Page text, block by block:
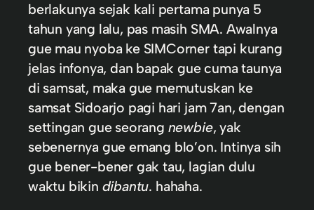
berlakunya sejak kali pertama punya 5
tahun yang lalu, pas masih SMA. Awalnya
gue mau nyoba ke SIMCorner tapi kurang
jelas infonya, dan bapak gue cuma taunya
di samsat, maka gue memutuskan ke
samsat Sidoarjo pagi hari jam 7an, dengan
settingan gue seorang newbie, yak
sebenernya gue emang blo’on. Intinya sih
gue bener-bener gak tau, lagian dulu
waktu bikin dibantu. hahaha.